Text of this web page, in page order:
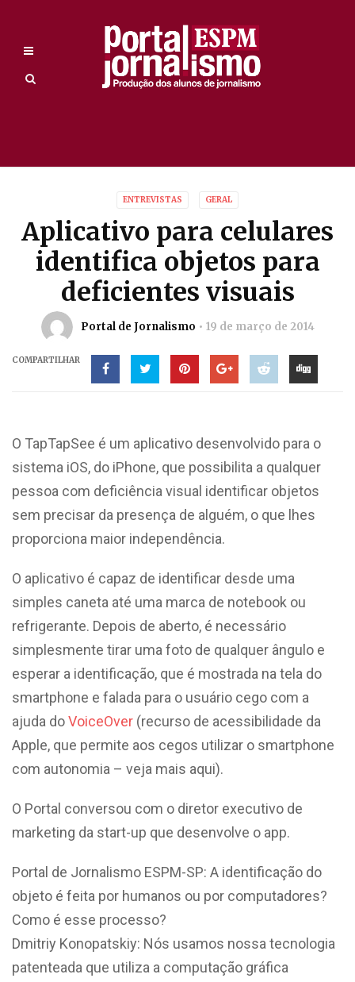
ENTREVISTAS GERAL
Aplicativo para celulares
identifica objetos para
deficientes visuais
Portal de Jornalismo 19 de março de 2014
COMPARTILHAR
O TapTapSee é um aplicativo desenvolvido para o
sistema iOS, do iPhone, que possibilita a qualquer
pessoa com deficiência visual identificar objetos
sem precisar da presença de alguém, o que lhes
proporciona maior independência.
O aplicativo é capaz de identificar desde uma
simples caneta até uma marca de notebook ou
refrigerante. Depois de aberto, é necessário
simplesmente tirar uma foto de qualquer ângulo e
esperar a identificação, que é mostrada na tela do
smartphone e falada para o usuário cego com a
ajuda doVoiceOver (recurso de acessibilidade da
Apple, que permite aos cegos utilizar o smartphone
com autonomia – veja mais aqui).
O Portal conversou com o diretor executivo de
marketing da start-up que desenvolve o app.
Portal de Jornalismo ESPM-SP: A identificação do
objeto é feita por humanos ou por computadores?
Como é esse processo?
Dmitriy Konopatskiy: Nós usamos nossa tecnologia
patenteada que utiliza a computação gráfica